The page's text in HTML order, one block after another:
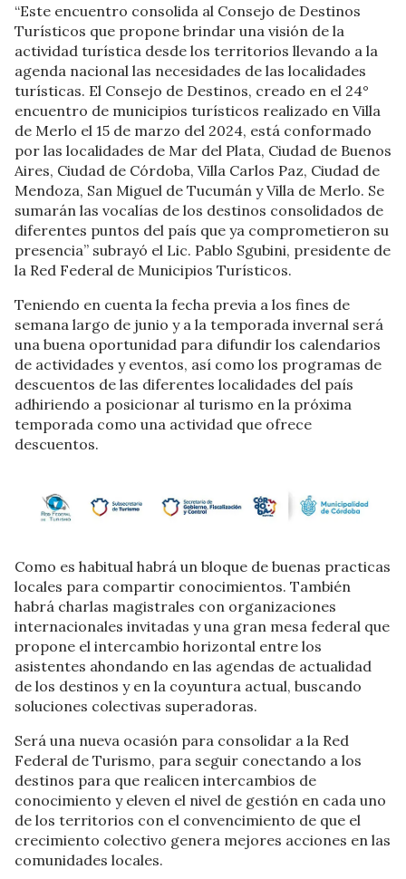
“Este encuentro consolida al Consejo de Destinos
Turísticos que propone brindar una visión de la
actividad turística desde los territorios llevando a la
agenda nacional las necesidades de las localidades
turísticas. El Consejo de Destinos, creado en el 24°
encuentro de municipios turísticos realizado en Villa
de Merlo el 15 de marzo del 2024, está conformado
por las localidades de Mar del Plata, Ciudad de Buenos
Aires, Ciudad de Córdoba, Villa Carlos Paz, Ciudad de
Mendoza, San Miguel de Tucumán y Villa de Merlo. Se
sumarán las vocalías de los destinos consolidados de
diferentes puntos del país que ya comprometieron su
presencia” subrayó el Lic. Pablo Sgubini, presidente de
la Red Federal de Municipios Turísticos.
Teniendo en cuenta la fecha previa a los fines de
semana largo de junio y a la temporada invernal será
una buena oportunidad para difundir los calendarios
de actividades y eventos, así como los programas de
descuentos de las diferentes localidades del país
adhiriendo a posicionar al turismo en la próxima
temporada como una actividad que ofrece
descuentos.
Como es habitual habrá un bloque de buenas practicas
locales para compartir conocimientos. También
habrá charlas magistrales con organizaciones
internacionales invitadas y una gran mesa federal que
propone el intercambio horizontal entre los
asistentes ahondando en las agendas de actualidad
de los destinos y en la coyuntura actual, buscando
soluciones colectivas superadoras.
Será una nueva ocasión para consolidar a la Red
Federal de Turismo, para seguir conectando a los
destinos para que realicen intercambios de
conocimiento y eleven el nivel de gestión en cada uno
de los territorios con el convencimiento de que el
crecimiento colectivo genera mejores acciones en las
comunidades locales.